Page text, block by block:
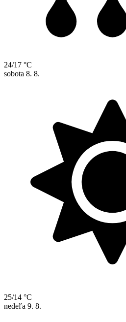
24/17 °C
sobota 8. 8.
25/14 °C
nedeľa 9. 8.